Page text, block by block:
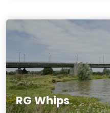
RG Whips